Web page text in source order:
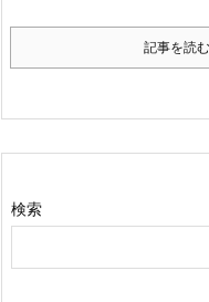
記事を読む
検索